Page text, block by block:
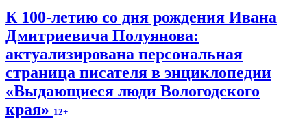
К 100-летию со дня рождения Ивана
Дмитриевича Полуянова:
актуализирована персональная
страница писателя в энциклопедии
«Выдающиеся люди Вологодского
края» 12+